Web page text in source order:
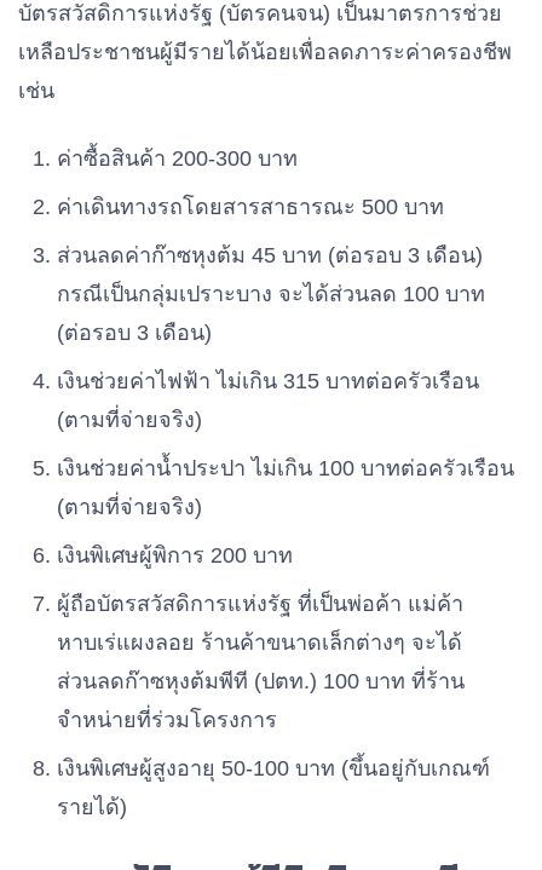
บัตรสวัสดิการแห่งรัฐ (บัตรคนจน) เป็นมาตรการช่วย
เหลือประชาชนผู้มีรายได้น้อยเพื่อลดภาระค่าครองชีพ
เช่น
ค่าซื้อสินค้า 200-300 บาท
ค่าเดินทางรถโดยสารสาธารณะ 500 บาท
ส่วนลดค่าก๊าซหุงต้ม 45 บาท (ต่อรอบ 3 เดือน)
กรณีเป็นกลุ่มเปราะบาง จะได้ส่วนลด 100 บาท
(ต่อรอบ 3 เดือน)
เงินช่วยค่าไฟฟ้า ไม่เกิน 315 บาทต่อครัวเรือน
(ตามที่จ่ายจริง)
เงินช่วยค่าน้ำประปา ไม่เกิน 100 บาทต่อครัวเรือน
(ตามที่จ่ายจริง)
เงินพิเศษผู้พิการ 200 บาท
ผู้ถือบัตรสวัสดิการแห่งรัฐ ที่เป็นพ่อค้า แม่ค้า
หาบเร่แผงลอย ร้านค้าขนาดเล็กต่างๆ จะได้
ส่วนลดก๊าซหุงต้มพีที (ปตท.) 100 บาท ที่ร้าน
จำหน่ายที่ร่วมโครงการ
เงินพิเศษผู้สูงอายุ 50-100 บาท (ขึ้นอยู่กับเกณฑ์
รายได้)